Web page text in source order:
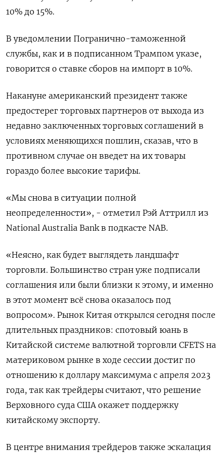
10% до 15%.
В уведомлении Погранично-таможенной
службы, как и в подписанном Трампом указе,
говорится ‌о ставке сборов на импорт в 10%.
Накануне американский президент также
предостерег торговых партнеров от выхода из
недавно заключенных торговых соглашений в
условиях меняющихся пошлин, сказав, что в
противном случае ​он введет на их товары
гораздо ​более высокие тарифы.
«Мы ‌снова в ситуации полной
неопределенности», - отметил Рэй Аттрилл из
National Australia Bank в подкасте NAB.
«Неясно, ​как будет выглядеть ландшафт
торговли. Большинство стран уже подписали
соглашения или были близки к этому, и именно
в этот момент всё снова оказалось под
вопросом». Рынок Китая открылся сегодня после
длительных праздников: спотовый юань в
Китайской системе валютной торговли CFETS на
материковом рынке в ходе сессии достиг по
отношению к доллару максимума с апреля 2023
года, так как трейдеры считают, что решение
Верховного суда США окажет поддержку
китайскому экспорту.
В центре внимания трейдеров ​также эскалация